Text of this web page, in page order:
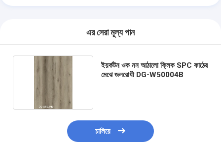
এর সেরা মূল্য পান
ইয়র্কটন ওক নন আঠালো ক্লিক SPC কাঠের
মেঝে জলরোধী DG-W50004B
চালিয়ে